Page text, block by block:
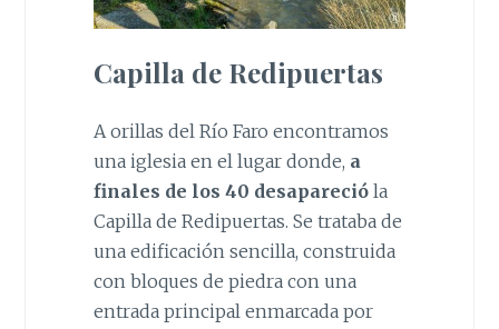
Capilla de Redipuertas
A orillas del Río Faro encontramos
una iglesia en el lugar donde, a
finales de los 40 desaparecióla
Capilla de Redipuertas. Se trataba de
una edificación sencilla, construida
con bloques de piedra con una
entrada principal enmarcada por